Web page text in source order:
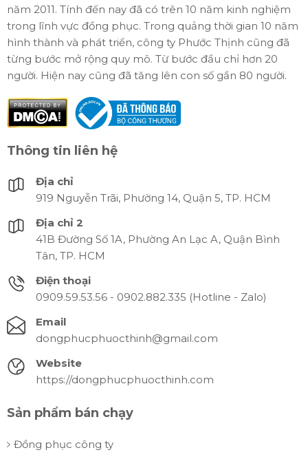
năm 2011. Tính đến nay đã có trên 10 năm kinh nghiệm
trong lĩnh vực đồng phục. Trong quảng thời gian 10 năm
hình thành và phát triển, công ty Phước Thịnh cũng đã
từng bước mở rộng quy mô. Từ bước đầu chỉ hơn 20
người. Hiện nay cũng đã tăng lên con số gần 80 người.
Thông tin liên hệ
Địa chỉ
919 Nguyễn Trãi, Phường 14, Quận 5, TP. HCM
Địa chỉ 2
41B Đường Số 1A, Phường An Lạc A, Quận Bình
Tân, TP. HCM
Điện thoại
0909.59.53.56 - 0902.882.335 (Hotline - Zalo)
Email
dongphucphuocthinh@gmail.com
Website
https://dongphucphuocthinh.com
Sản phẩm bán chạy
Đồng phục công ty